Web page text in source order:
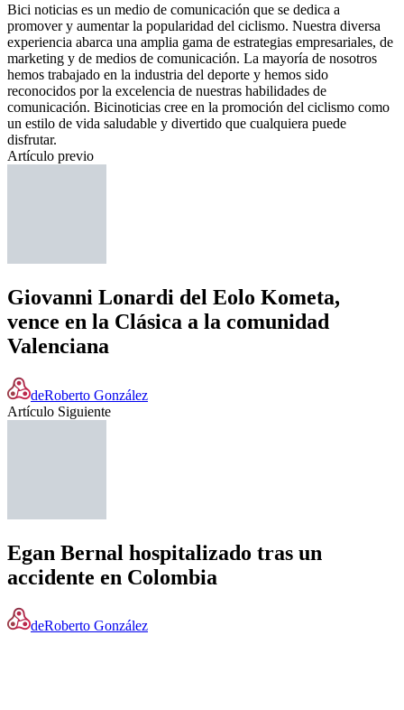
Bici noticias es un medio de comunicación que se dedica a
promover y aumentar la popularidad del ciclismo. Nuestra diversa
experiencia abarca una amplia gama de estrategias empresariales, de
marketing y de medios de comunicación. La mayoría de nosotros
hemos trabajado en la industria del deporte y hemos sido
reconocidos por la excelencia de nuestras habilidades de
comunicación. Bicinoticias cree en la promoción del ciclismo como
un estilo de vida saludable y divertido que cualquiera puede
disfrutar.
Artículo previo
Giovanni Lonardi del Eolo Kometa,
vence en la Clásica a la comunidad
Valenciana
deRoberto González
Artículo Siguiente
Egan Bernal hospitalizado tras un
accidente en Colombia
deRoberto González